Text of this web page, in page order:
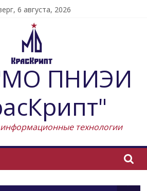
6 августа, 2026
ПНИЭИ
технологии